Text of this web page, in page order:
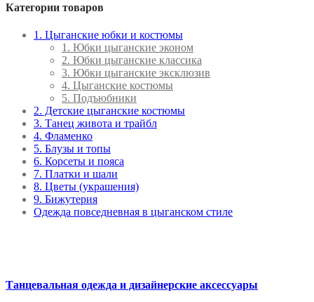
Категории товаров
1. Цыганские юбки и костюмы
1. Юбки цыганские эконом
2. Юбки цыганские классика
3. Юбки цыганские эксклюзив
4. Цыганские костюмы
5. Подъюбники
2. Детские цыганские костюмы
3. Танец живота и трайбл
4. Фламенко
5. Блузы и топы
6. Корсеты и пояса
7. Платки и шали
8. Цветы (украшения)
9. Бижутерия
Одежда повседневная в цыганском стиле
Танцевальная одежда и дизайнерские аксессуары